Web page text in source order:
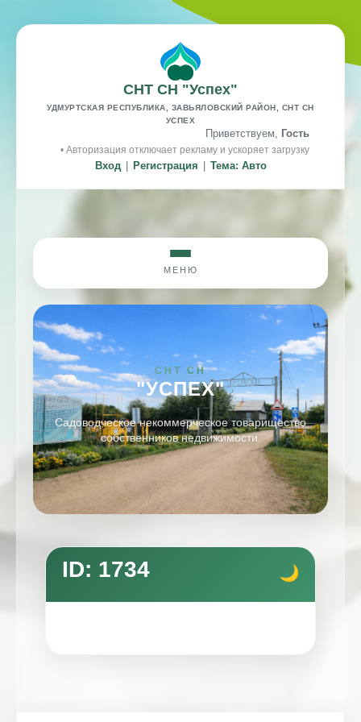
СНТ СН "Успех"
УДМУРТСКАЯ РЕСПУБЛИКА, ЗАВЬЯЛОВСКИЙ РАЙОН, СНТ СН
УСПЕХ
Приветствуем, Гость
• Авторизация отключает рекламу и ускоряет загрузку
Вход Регистрация Тема: Авто
МЕНЮ
СНТ СН
"УСПЕХ"
Садоводческое некоммерческое товарищество
собственников недвижимости.
ID: 1734